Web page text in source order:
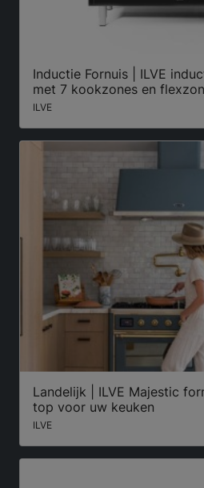
Inductie Fornuis | ILVE
met 7 kookzones en
ILVE
Landelijk | ILVE Majestic
top voor uw keuken
ILVE